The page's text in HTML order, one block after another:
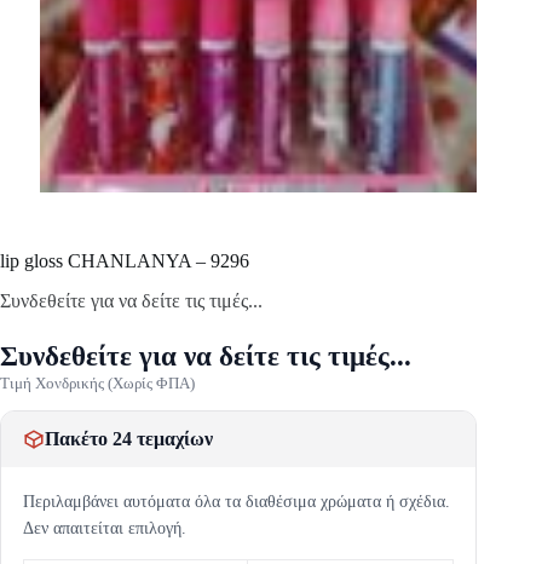
lip gloss CHANLANYA – 9296
Συνδεθείτε για να δείτε τις τιμές...
Συνδεθείτε για να δείτε τις τιμές...
Τιμή Χονδρικής (Χωρίς ΦΠΑ)
Πακέτο 24 τεμαχίων
Περιλαμβάνει αυτόματα όλα τα διαθέσιμα χρώματα ή σχέδια.
Δεν απαιτείται επιλογή.